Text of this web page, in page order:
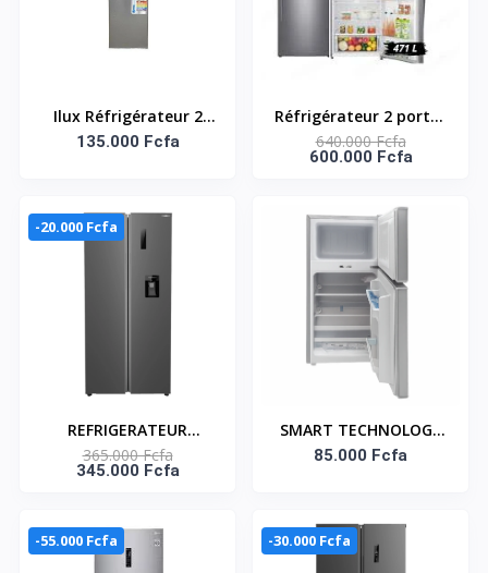
Wi-Fi - Platine argent
Ilux Réfrigérateur 2
Battants 138 L - ILR138
135.000 Fcfa
Réfrigérateur 2 portes
| Compresseur Smart
Inverter | 395L | Gris |
C502HLCL| Door
Cooling+™ |
Compartiment
congélateur supérieur
640.000 Fcfa
600.000 Fcfa
-20.000 Fcfa
REFRIGERATEUR
AMERICAIN
DISTRIBUTEUR D'EAU
- SNASF2-62,V1WD
365.000 Fcfa
345.000 Fcfa
SMART TECHNOLOGY
REFRIGERATEUR 2
GARANTIE SMART
TECHNOLOGY
85.000 Fcfa
-55.000 Fcfa -30.000 Fcfa